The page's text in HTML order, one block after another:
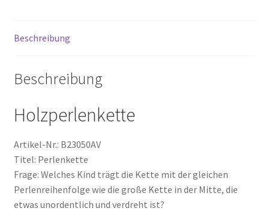
Beschreibung
Beschreibung
Holzperlenkette
Artikel-Nr.: B23050AV
Titel: Perlenkette
Frage: Welches Kind trägt die Kette mit der gleichen
Perlenreihenfolge wie die große Kette in der Mitte, die
etwas unordentlich und verdreht ist?